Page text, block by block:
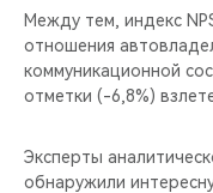
ВИДЕООБЗОРЫ
CHERY ДЛЯ ДЕТЕЙ
Между тем, индекс
отношения
коммуникационной
отметки (-6,8%)
Эксперты
обнаружили